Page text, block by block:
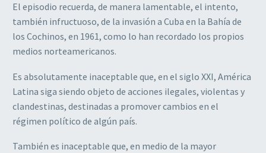
El episodio recuerda, de manera lamentable, el intento,
también infructuoso, de la invasión a Cuba en la Bahía de
los Cochinos, en 1961, como lo han recordado los propios
medios norteamericanos.
Es absolutamente inaceptable que, en el siglo XXI, América
Latina siga siendo objeto de acciones ilegales, violentas y
clandestinas, destinadas a promover cambios en el
régimen político de algún país.
También es inaceptable que, en medio de la mayor